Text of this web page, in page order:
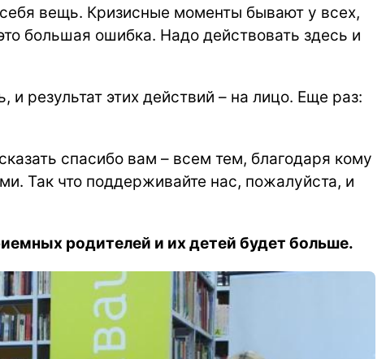
вещь. Кризисные моменты бывают у всех,
большая ошибка. Надо действовать здесь и
результат этих действий – на лицо. Еще раз:
спасибо вам – всем тем, благодаря кому
Так что поддерживайте нас, пожалуйста, и
родителей и их детей будет больше.